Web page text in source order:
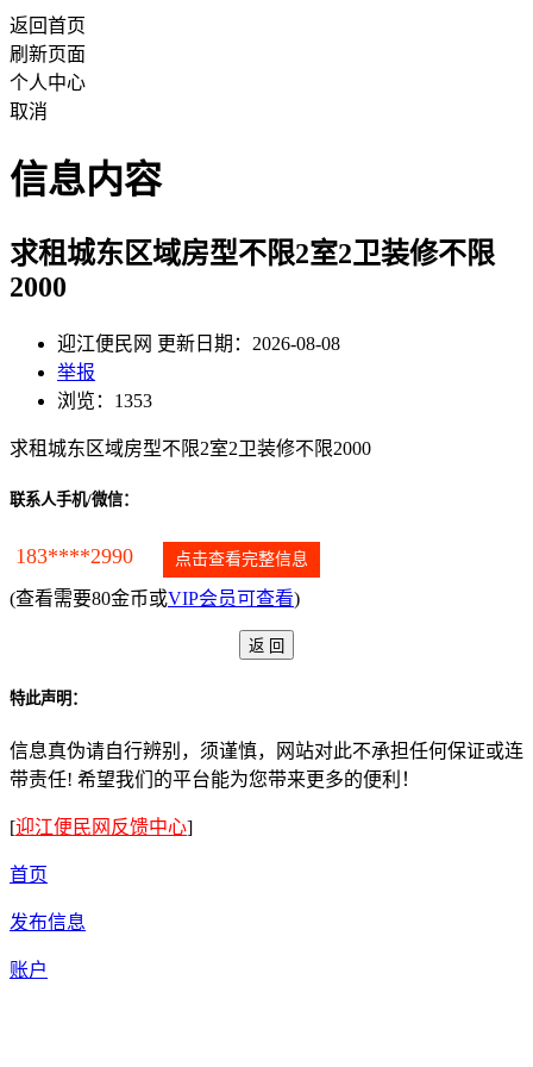
返回首页
刷新页面
个人中心
取消
信息内容
求租城东区域房型不限2室2卫装修不限
2000
迎江便民网 更新日期：2026-08-08
举报
浏览：1353
求租城东区域房型不限2室2卫装修不限2000
联系人手机/微信：
183****2990 点击查看完整信息
(查看需要80金币或VIP会员可查看)
特此声明：
信息真伪请自行辨别，须谨慎，网站对此不承担任何保证或连
带责任! 希望我们的平台能为您带来更多的便利！
[迎江便民网反馈中心]
首页
发布信息
账户